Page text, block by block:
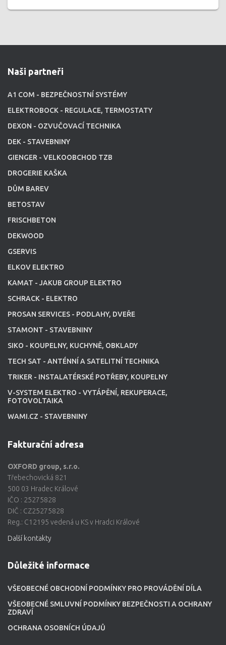
Naši partneři
A1 COM - BEZPEČNOSTNÍ SYSTÉMY
ELEKTROBOCK - REGULACE, TERMOSTATY
DEXON - OZVUČOVACÍ TECHNIKA
DEK - STAVEBNINY
GIENGER - VELKOOBCHOD TZB
DROGERIE KAŠKA
DŮM BAREV
BETOSTAV
FRISCHBETON
DEKWOOD
GSERVIS
ELKOV ELEKTRO
KAMAT - JAKUB GROUP ELEKTRO
SCHRACK - ELEKTRO
PROSAN SERVICES - PODLAHY, DVEŘE
STAMONT - STAVEBNINY
SIKO - KOUPELNY, KUCHYNĚ, OBKLADY
TECH SAT - ANTÉNNÍ A SATELITNÍ TECHNIKA
TRIKER - INSTALATÉRSKÉ POTŘEBY, KOUPELNY
V-SYSTEM ELEKTRO - VYTÁPĚNÍ, REKUPERACE,
FOTOVOLTAIKA
WAMI.CZ - STAVEBNINY
Fakturační adresa
OXFORD group, s.r.o.
Třebechovická 821
500 03 Hradec Králové
IČO : 25275828
DIČ : CZ25275828
Reg.: C12195 vedená u KS v Hradci Králové
Další kontakty
Důležité informace
VŠEOBECNÉ OBCHODNÍ PODMÍNKY PRO PROVÁDĚNÍ DÍLA
VŠEOBECNÉ SMLUVNÍ PODMÍNKY BEZPEČNOSTI A OCHRANY
ZDRAVÍ
OCHRANA OSOBNÍCH ÚDAJŮ